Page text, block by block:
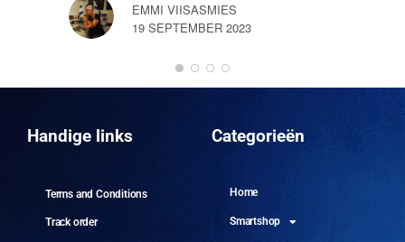
EMMI VIISASMIES
19 SEPTEMBER 2023
Handige links
Terms and Conditions
Track order
Categorieën
Home
Smartshop